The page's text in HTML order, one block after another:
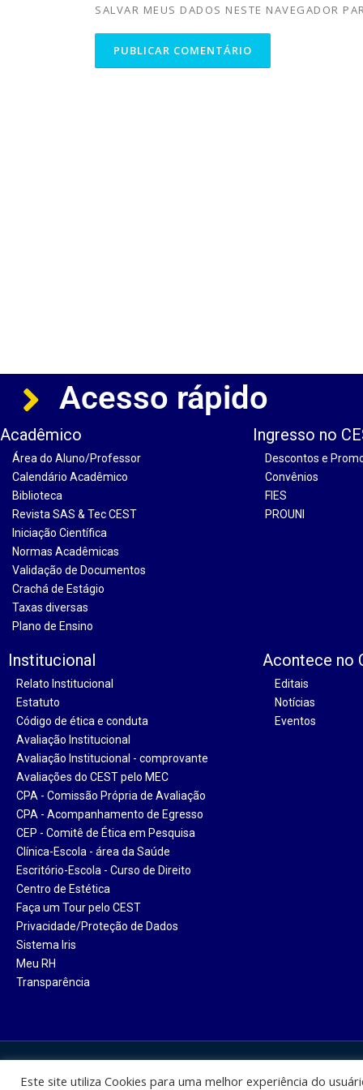
SALVAR MEUS DADOS NESTE NAVEGADOR
Acesso rápido
Acadêmico
Área do Aluno/Professor
Calendário Acadêmico
Biblioteca
Revista SAS & Tec CEST
Iniciação Científica
Normas Acadêmicas
Validação de Documentos
Crachá de Estágio
Taxas diversas
Plano de Ensino
Ingresso no
Descontos e
Convênios
FIES
PROUNI
Institucional
Relato Institucional
Estatuto
Código de ética e conduta
Avaliação Institucional
Avaliação Institucional - comprovante
Avaliações do CEST pelo MEC
CPA - Comissão Própria de Avaliação
CPA - Acompanhamento de Egresso
CEP - Comitê de Ética em Pesquisa
Clínica-Escola - área da Saúde
Escritório-Escola - Curso de Direito
Centro de Estética
Faça um Tour pelo CEST
Privacidade/Proteção de Dados
Sistema Iris
Meu RH
Transparência
Acontece no
Editais
Notícias
Eventos
Este site utiliza Cookies para uma melhor experiência do